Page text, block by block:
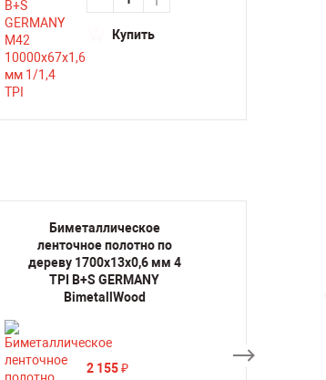
Купить
Биметаллическое
ленточное полотно по
дереву 1700х13х0,6 мм 4
TPI B+S GERMANY
BimetallWood
2 155 ₽